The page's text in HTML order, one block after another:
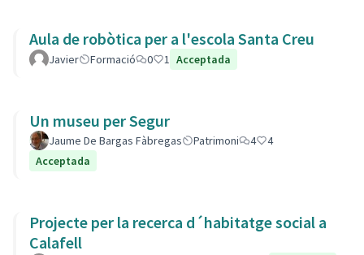
Aula de robòtica per a l'escola Santa Creu
Javier Formació 0 1 Acceptada
Un museu per Segur
Jaume De Bargas Fàbregas Patrimoni 4
4
Acceptada
Projecte per la recerca d´habitatge social a
Calafell